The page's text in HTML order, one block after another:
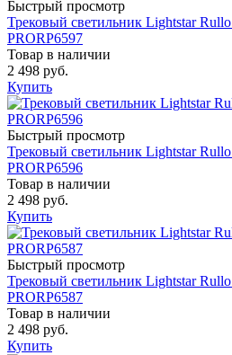
Быстрый просмотр
Трековый светильник Lightstar
PRORP6597
Товар в наличии
2 498 руб.
Купить
Быстрый просмотр
Трековый светильник Lightstar
PRORP6596
Товар в наличии
2 498 руб.
Купить
Быстрый просмотр
Трековый светильник Lightstar
PRORP6587
Товар в наличии
2 498 руб.
Купить